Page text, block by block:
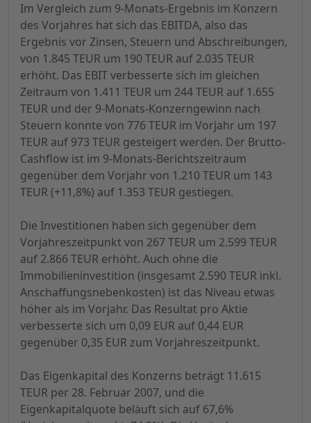
Im Vergleich zum 9-Monats-Ergebnis im Konzern
des Vorjahres hat sich das EBITDA, also das
Ergebnis vor Zinsen, Steuern und Abschreibungen,
von 1.845 TEUR um 190 TEUR auf 2.035 TEUR
erhöht. Das EBIT verbesserte sich im gleichen
Zeitraum von 1.411 TEUR um 244 TEUR auf 1.655
TEUR und der 9-Monats-Konzerngewinn nach
Steuern konnte von 776 TEUR im Vorjahr um 197
TEUR auf 973 TEUR gesteigert werden. Der Brutto-
Cashflow ist im 9-Monats-Berichtszeitraum
gegenüber dem Vorjahr von 1.210 TEUR um 143
TEUR (+11,8%) auf 1.353 TEUR gestiegen.
Die Investitionen haben sich gegenüber dem
Vorjahreszeitpunkt von 267 TEUR um 2.599 TEUR
auf 2.866 TEUR erhöht. Auch ohne die
Immobilieninvestition (insgesamt 2.590 TEUR inkl.
Anschaffungsnebenkosten) ist das Niveau etwas
höher als im Vorjahr. Das Resultat pro Aktie
verbesserte sich um 0,09 EUR auf 0,44 EUR
gegenüber 0,35 EUR zum Vorjahreszeitpunkt.
Das Eigenkapital des Konzerns beträgt 11.615
TEUR per 28. Februar 2007, und die
Eigenkapitalquote beläuft sich auf 67,6%